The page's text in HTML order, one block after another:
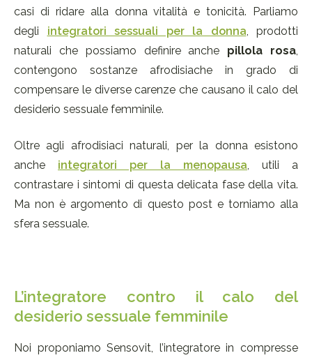
casi di ridare alla donna vitalità e tonicità. Parliamo
degli integratori sessuali per la donna, prodotti
naturali che possiamo definire anche pillola rosa,
contengono sostanze afrodisiache in grado di
compensare le diverse carenze che causano il calo del
desiderio sessuale femminile.
Oltre agli afrodisiaci naturali, per la donna esistono
anche integratori per la menopausa, utili a
contrastare i sintomi di questa delicata fase della vita.
Ma non è argomento di questo post e torniamo alla
sfera sessuale.
L’integratore contro il calo del
desiderio sessuale femminile
Noi proponiamo Sensovit, l’integratore in compresse